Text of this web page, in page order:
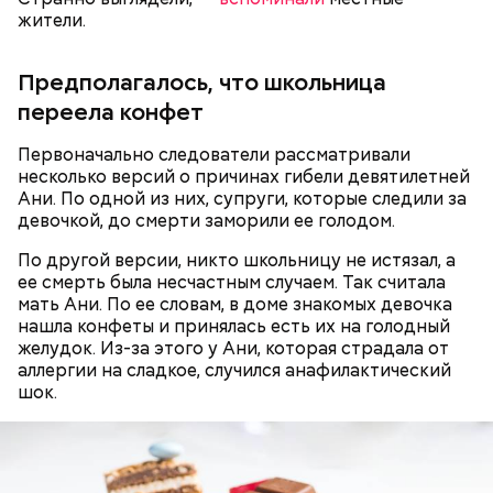
жители.
Предполагалось, что школьница
переела конфет
Первоначально следователи рассматривали
несколько версий о причинах гибели девятилетней
Ани. По одной из них, супруги, которые следили за
девочкой, до смерти заморили ее голодом.
По другой версии, никто школьницу не истязал, а
ее смерть была несчастным случаем. Так считала
мать Ани. По ее словам, в доме знакомых девочка
нашла конфеты и принялась есть их на голодный
желудок. Из-за этого у Ани, которая страдала от
аллергии на сладкое, случился анафилактический
шок.
Также Миссюра пытался отравить брата девушки,
своего дядю и еще одного родственника. Он
источника, у нее был специфический запах. Воду
вылили, на раковине остались пятна, похожие на
следы от кислотного ожога, — вспоминал
Миссюрыв беседе со следователями.
Долгое время Мутаев занимался вольной борьбой и
даже стал чемпионом России в категории до 97
килограммов. Несмотря на успехи, спортсмен
решил перейти в ММА. Он смог попасть в Школу
имени Абдулманапа Нурмагомедова, отца
чемпиона UFC в легком весе Хабиба
Нурмагомедова. Самыми известными ее
Нурмагомедов, ставшие звездами смешанных
единоборств.